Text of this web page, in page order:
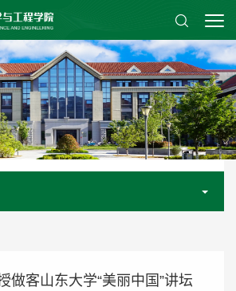
做客山东大学“美丽中国”讲坛